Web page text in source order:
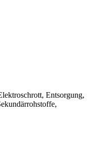
Entsorgung,